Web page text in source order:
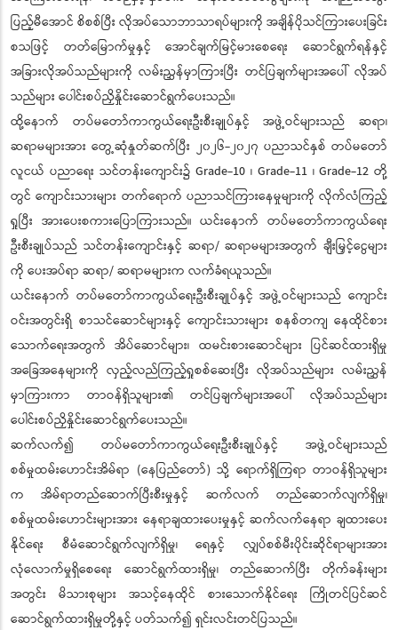
ပြည့်မီအောင် စိစစ်ပြီး လိုအပ်သောဘာသာရပ်များကို အချိန်ပိုသင်ကြားပေးခြင်း
စသဖြင့် တတ်မြောက်မှုနှင့် အောင်ချက်မြင့်မားစေရေး ဆောင်ရွက်ရန်နှင့်
အခြားလိုအပ်သည်များကို လမ်းညွှန်မှာကြားပြီး တင်ပြချက်များအပေါ် လိုအပ်
သည်များ ပေါင်းစပ်ညှိနှိုင်းဆောင်ရွက်ပေးသည်။
ထို့နောက် တပ်မတော်ကာကွယ်ရေးဦးစီးချုပ်နှင့် အဖွဲ့ဝင်များသည် ဆရာ၊
ဆရာမများအား တွေ့ဆုံနှုတ်ဆက်ပြီး ၂၀၂၆-၂၀၂၇ ပညာသင်နှစ် တပ်မတော်
လူငယ် ပညာရေး သင်တန်းကျောင်း၌ Grade-10 ၊ Grade-11 ၊ Grade-12 တို့
တွင် ကျောင်းသားများ တက်ရောက် ပညာသင်ကြားနေမှုများကို လိုက်လံကြည့်
ရှုပြီး အားပေးစကားပြောကြားသည်။ ယင်းနောက် တပ်မတော်ကာကွယ်ရေး
ဦးစီးချုပ်သည် သင်တန်းကျောင်းနှင့် ဆရာ/ ဆရာမများအတွက် ချီးမြှင့်ငွေများ
ကို ပေးအပ်ရာ ဆရာ/ ဆရာမများက လက်ခံရယူသည်။
ယင်းနောက် တပ်မတော်ကာကွယ်ရေးဦးစီးချုပ်နှင့် အဖွဲ့ဝင်များသည် ကျောင်း
ဝင်းအတွင်းရှိ စာသင်ဆောင်များနှင့် ကျောင်းသားများ စနစ်တကျ နေထိုင်စား
သောက်ရေးအတွက် အိပ်ဆောင်များ၊ ထမင်းစားဆောင်များ ပြင်ဆင်ထားရှိမှု
အခြေအနေများကို လှည့်လည်ကြည့်ရှုစစ်ဆေးပြီး လိုအပ်သည်များ လမ်းညွှန်
မှာကြားကာ တာဝန်ရှိသူများ၏ တင်ပြချက်များအပေါ် လိုအပ်သည်များ
ပေါင်းစပ်ညှိနှိုင်းဆောင်ရွက်ပေးသည်။
ဆက်လက်၍ တပ်မတော်ကာကွယ်ရေးဦးစီးချုပ်နှင့် အဖွဲ့ဝင်များသည်
စစ်မှုထမ်းဟောင်းအိမ်ရာ (နေပြည်တော်) သို့ ရောက်ရှိကြရာ တာဝန်ရှိသူများ
က အိမ်ရာတည်ဆောက်ပြီးစီးမှုနှင့် ဆက်လက် တည်ဆောက်လျက်ရှိမှု၊
စစ်မှုထမ်းဟောင်းများအား နေရာချထားပေးမှုနှင့် ဆက်လက်နေရာ ချထားပေး
နိုင်ရေး စီမံဆောင်ရွက်လျက်ရှိမှု၊ ရေနှင့် လျှပ်စစ်မီးပိုင်းဆိုင်ရာများအား
လုံလောက်မှုရှိစေရေး ဆောင်ရွက်ထားရှိမှု၊ တည်ဆောက်ပြီး တိုက်ခန်းများ
အတွင်း မိသားစုများ အသင့်နေထိုင် စားသောက်နိုင်ရေး ကြိုတင်ပြင်ဆင်
ဆောင်ရွက်ထားရှိမှုတို့နှင့် ပတ်သက်၍ ရှင်းလင်းတင်ပြသည်။